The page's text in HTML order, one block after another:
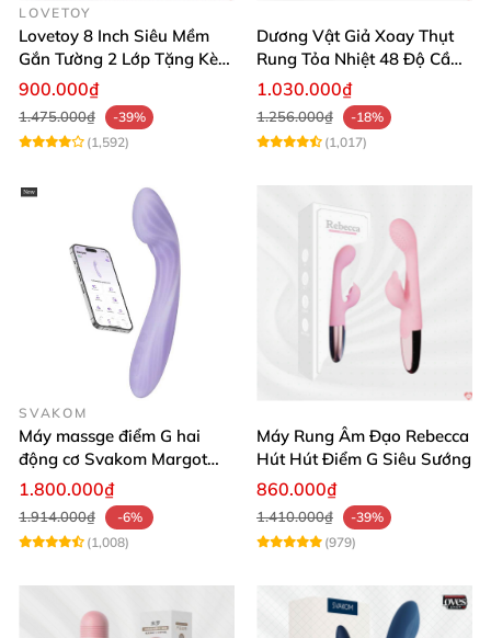
LOVETOY
Lovetoy 8 Inch Siêu Mềm
Gắn Tường 2 Lớp Tặng Kèm
Dầu Massage
900.000₫
1.475.000₫
-39%
(1,592)
Dương Vật Giả Xoay Thụt
Rung Tỏa Nhiệt 48 Độ Cầm
Tay Hot Bunny
1.030.000₫
1.256.000₫
-18%
(1,017)
SVAKOM
Máy massge điểm G hai
động cơ Svakom Margot
điều khiển qua app
1.800.000₫
1.914.000₫
-6%
(1,008)
Máy Rung Âm Đạo Rebecca
Hút Hút Điểm G Siêu Sướng
860.000₫
1.410.000₫
-39%
(979)